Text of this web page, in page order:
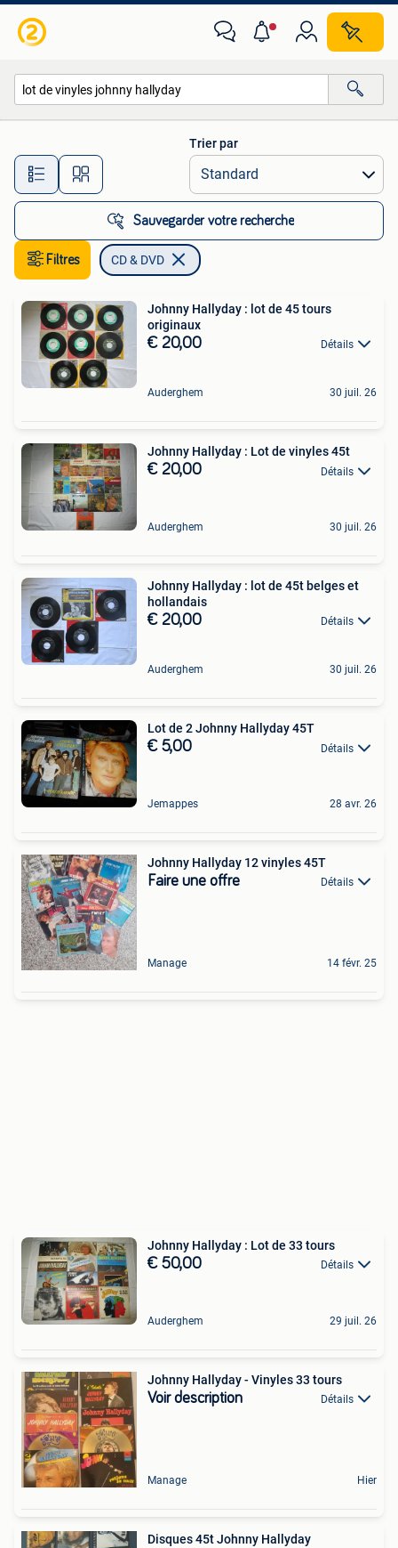
Toutes les distances…
Trier par
Sauvegarder votre recherche
Filtres CD & DVD
Johnny Hallyday : lot de 45 tours
originaux
€ 20,00 Détails
Auderghem 30 juil. 26
Johnny Hallyday : Lot de vinyles 45t
€ 20,00 Détails
Auderghem 30 juil. 26
Johnny Hallyday : lot de 45t belges et
hollandais
€ 20,00 Détails
Auderghem 30 juil. 26
Lot de 2 Johnny Hallyday 45T
€ 5,00 Détails
Jemappes 28 avr. 26
Johnny Hallyday 12 vinyles 45T
Faire une offre Détails
Manage 14 févr. 25
Johnny Hallyday : Lot de 33 tours
€ 50,00 Détails
Auderghem 29 juil. 26
Johnny Hallyday - Vinyles 33 tours
Voir description Détails
Manage Hier
Disques 45t Johnny Hallyday